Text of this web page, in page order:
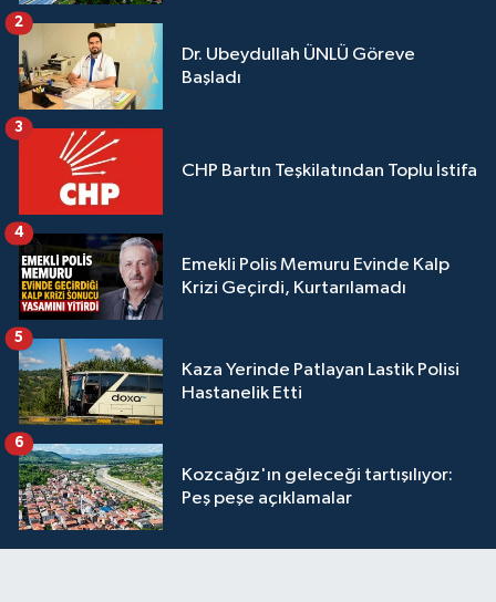
Dr. Ubeydullah ÜNLÜ Göreve
Başladı
2
CHP Bartın Teşkilatından Toplu İstifa
3
Emekli Polis Memuru Evinde Kalp
Krizi Geçirdi, Kurtarılamadı
4
Kaza Yerinde Patlayan Lastik Polisi
Hastanelik Etti
5
Kozcağız'ın geleceği tartışılıyor:
Peş peşe açıklamalar
6